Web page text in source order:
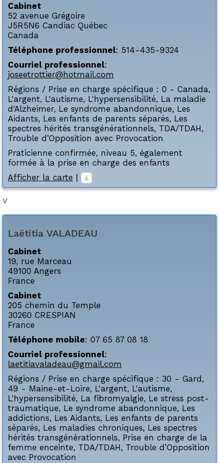
Cabinet
52 avenue Grégoire
J5R5N6 Candiac Québec
Canada
Téléphone professionnel: 514-435-9324
Courriel professionnel:
joseetrottier@hotmail.com
Régions / Prise en charge spécifique : 0 - Canada,
L'argent, L'autisme, L'hypersensibilité, La maladie
d'Alzheimer, Le syndrome abandonnique, Les
Aidants, Les enfants de parents séparés, Les
spectres hérités transgénérationnels, TDA/TDAH,
Trouble d’Opposition avec Provocation
Praticienne confirmée, niveau 5, également
formée à la prise en charge des enfants
Afficher la carte |
V
Laëtitia VALADEAU
Cabinet
19, rue Marceau
49100 Angers
France
Cabinet
205 chemin du Temple
30260 CRESPIAN
France
Téléphone mobile: 07 65 87 08 18
Courriel professionnel:
laetitiavaladeau@gmail.com
Régions / Prise en charge spécifique : 30 - Gard ,
49 - Maine-et-Loire, L'argent, L'autisme,
L'hypersensibilité, La fibromyalgie, Le stress post-
traumatique, Le syndrome abandonnique, Les
addictions, Les Aidants, Les enfants de parents
séparés, Les maladies chroniques, Les spectres
hérités transgénérationnels, Prise en charge de la
femme enceinte, TDA/TDAH, Trouble d’Opposition
avec Provocation